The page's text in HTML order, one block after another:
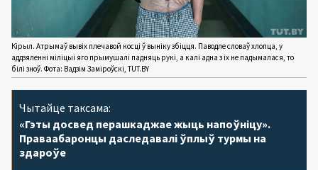
Кірыл. Атрымаў вывіх плечавой косці ў выніку збіцця. Паводле словаў хлопца, у
аддзяленні міліцыі яго прымушалі падняць рукі, а калі адна з іх не падымалася, то
білі зноў. Фота: Вадзім Заміроўскі, TUT.BY
Чытайце таксама:
«Гэты досвед перашкаджае жыць напоўніцу».
Праваабаронцы даследавалі ўплыў турмы на
здароўе